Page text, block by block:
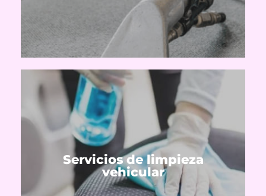
Tapizados de alfombras, sanitización de
Servicios de limpieza
vehicular
Tapizados de autos
Ver servicios